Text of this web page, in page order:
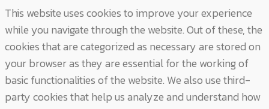
This website uses cookies to improve your experience
while you navigate through the website. Out of these, the
cookies that are categorized as necessary are stored on
your browser as they are essential for the working of
basic functionalities of the website. We also use third-
party cookies that help us analyze and understand how